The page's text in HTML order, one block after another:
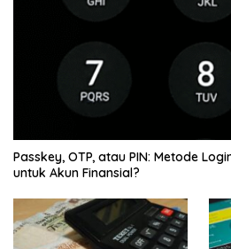
Passkey, OTP, atau PIN: Metode
untuk Akun Finansial?